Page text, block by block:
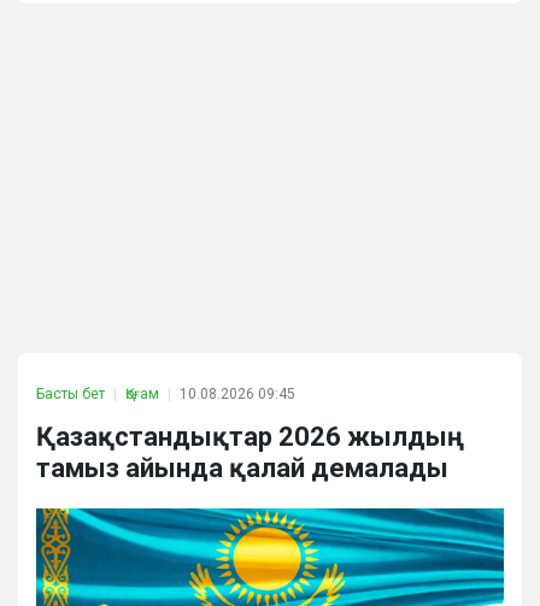
Басты бет Қоғам 10.08.2026 09:45
Қазақстандықтар 2026 жылдың
тамыз айында қалай демалады